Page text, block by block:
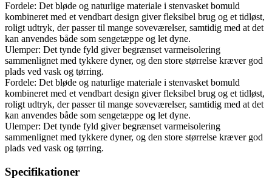
Fordele: Det bløde og naturlige materiale i stenvasket bomuld
kombineret med et vendbart design giver fleksibel brug og et tidløst,
roligt udtryk, der passer til mange soveværelser, samtidig med at det
kan anvendes både som sengetæppe og let dyne.
Ulemper: Det tynde fyld giver begrænset varmeisolering
sammenlignet med tykkere dyner, og den store størrelse kræver god
plads ved vask og tørring.
Fordele: Det bløde og naturlige materiale i stenvasket bomuld
kombineret med et vendbart design giver fleksibel brug og et tidløst,
roligt udtryk, der passer til mange soveværelser, samtidig med at det
kan anvendes både som sengetæppe og let dyne.
Ulemper: Det tynde fyld giver begrænset varmeisolering
sammenlignet med tykkere dyner, og den store størrelse kræver god
plads ved vask og tørring.
Specifikationer